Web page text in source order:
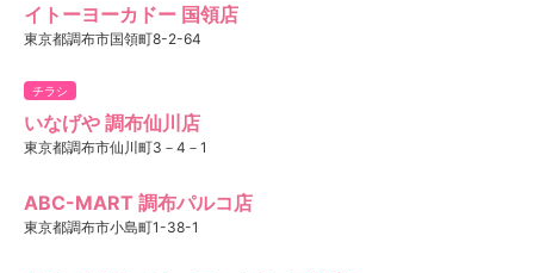
イトーヨーカドー 国領店
東京都調布市国領町8-2-64
チラシ
いなげや 調布仙川店
東京都調布市仙川町3－4－1
ABC-MART 調布パルコ店
東京都調布市小島町1-38-1